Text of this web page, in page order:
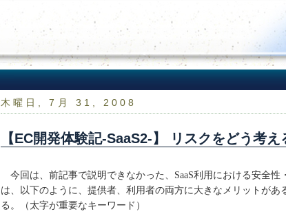
木曜日, 7月 31, 2008
【EC開発体験記-SaaS2-】 リスクをどう考え
今回は、前記事で説明できなかった、SaaS利用における安全性
は、以下のように、提供者、利用者の両方に大きなメリットがあ
る。（太字が重要なキーワード）